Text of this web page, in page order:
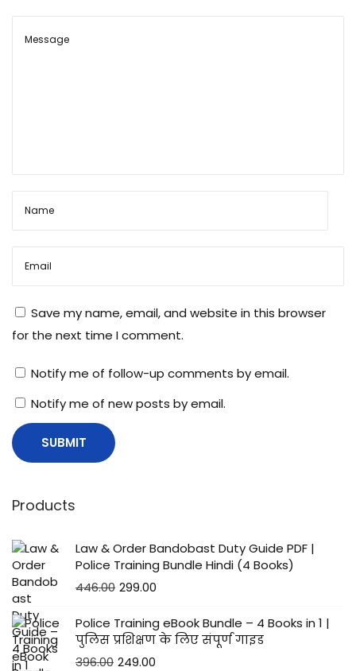
Save my name, email, and website in this browser
for the next time I comment.
Notify me of follow-up comments by email.
Notify me of new posts by email.
Products
Law & Order Bandobast Duty Guide PDF |
Police Training Bundle Hindi (4 Books)
446.00 299.00
Police Training eBook Bundle – 4 Books in 1 |
पुलिस प्रशिक्षण के लिए संपूर्ण गाइड
396.00 249.00